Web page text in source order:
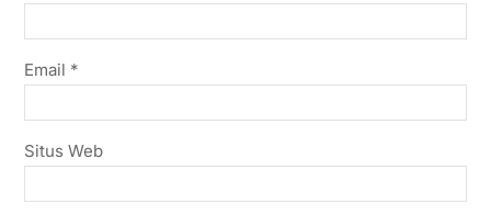
Email *
Situs Web